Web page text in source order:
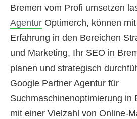
Bremen vom Profi umsetzen
Agentur Optimerch, können
Erfahrung in den Bereichen
und Marketing, Ihr SEO in
planen und strategisch
Google Partner Agentur für
Suchmaschinenoptimierung in
mit einer Vielzahl von Online-